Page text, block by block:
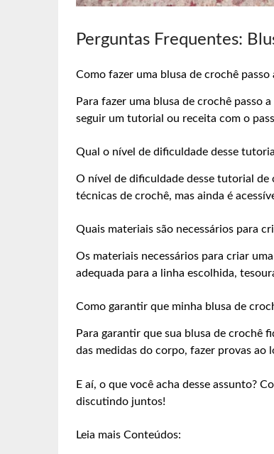
Perguntas Frequentes:
Como fazer uma blusa de crochê passo
Para fazer uma blusa de crochê passo
seguir um tutorial ou receita com o
Qual o nível de dificuldade desse
O nível de dificuldade desse tutorial de
técnicas de crochê, mas ainda é
Quais materiais são necessários para
Os materiais necessários para criar
adequada para a linha escolhida,
Como garantir que minha blusa de
Para garantir que sua blusa de crochê
das medidas do corpo, fazer provas ao
E aí, o que você acha desse assunto?
discutindo juntos!
Leia mais Conteúdos: